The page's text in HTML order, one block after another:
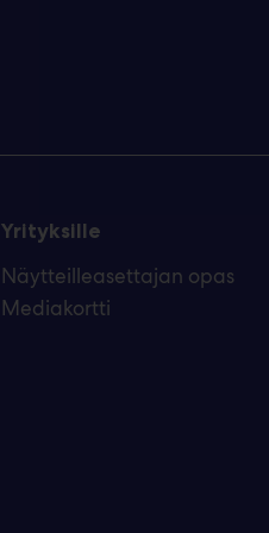
Yrityksille
Näytteilleasettajan opas
Mediakortti